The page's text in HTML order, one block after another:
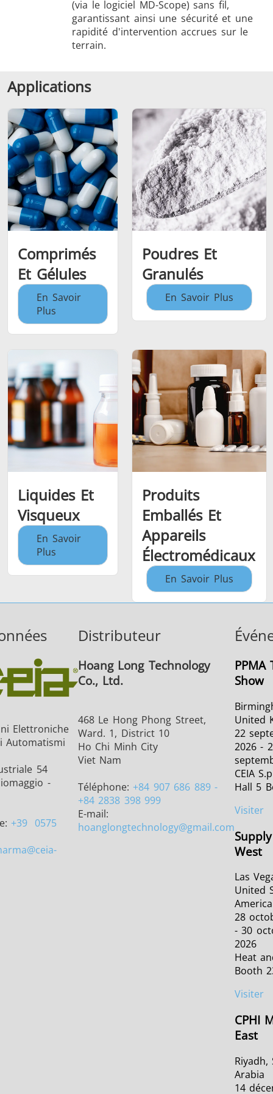
(via le logiciel MD-Scope) sans fil,
garantissant ainsi une sécurité et une
rapidité d'intervention accrues sur le
terrain.
Applications
Comprimés
Et Gélules
En Savoir
Plus
Poudres Et
Granulés
En Savoir Plus
Liquides Et
Visqueux
En Savoir
Plus
Produits
Emballés Et
Appareils
Électromédicaux
En Savoir Plus
Elettroniche
Automatismi
54
-
+39 0575
@ceia-
Distributeur
Hoang Long Technology
Co., Ltd.
468 Le Hong Phong Street,
Ward. 1, District 10
Ho Chi Minh City
Viet Nam
Téléphone:+84 907 686 889 -
+84 2838 398 999
E-mail:
hoanglongtechnology@gmail.com
PPMA
Show
United
22
2026 -
CEIA
Hall 5
Visiter
West
Las
United
America
28
- 30
2026
Heat
Booth
Visiter
CPHI
East
Riyadh,
Arabia
14